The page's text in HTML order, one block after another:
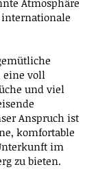
Atmosphäre
eine voll
und viel
Anspruch ist
komfortable
im
zu bieten.